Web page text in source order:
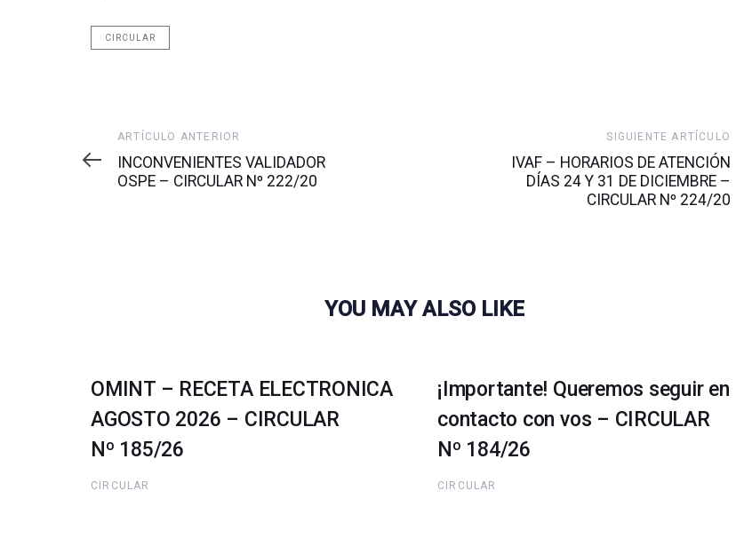
CIRCULAR
Artículo
anterior
ARTÍCULO ANTERIOR
INCONVENIENTES VALIDADOR
OSPE – CIRCULAR Nº 222/20
artículo
SIGUIENTE ARTÍCULO
IVAF – HORARIOS DE ATENCIÓN
DÍAS 24 Y 31 DE DICIEMBRE –
CIRCULAR Nº 224/20
YOU MAY ALSO LIKE
OMINT – RECETA ELECTRONICA
AGOSTO 2026 – CIRCULAR
Nº 185/26
CIRCULAR
¡Importante! Queremos seguir en
contacto con vos – CIRCULAR
Nº 184/26
CIRCULAR